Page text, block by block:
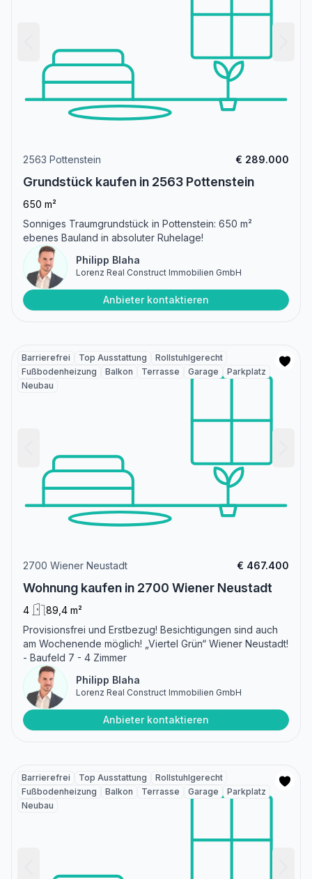
2563 Pottenstein € 289.000
Grundstück kaufen in 2563 Pottenstein
650 m²
Sonniges Traumgrundstück in Pottenstein: 650 m²
ebenes Bauland in absoluter Ruhelage!
Philipp Blaha
Lorenz Real Construct Immobilien GmbH
Anbieter kontaktieren
Barrierefrei Top Ausstattung
Rollstuhlgerecht
Fußbodenheizung
Balkon Terrasse Garage
Parkplatz
Neubau
2700 Wiener Neustadt € 467.400
Wohnung kaufen in 2700 Wiener Neustadt
4
89,4 m²
Provisionsfrei und Erstbezug! Besichtigungen sind auch
am Wochenende möglich! „Viertel Grün“ Wiener Neustadt!
- Baufeld 7 - 4 Zimmer
Philipp Blaha
Lorenz Real Construct Immobilien GmbH
Anbieter kontaktieren
Barrierefrei Top Ausstattung
Rollstuhlgerecht
Fußbodenheizung
Balkon Terrasse Garage
Parkplatz
Neubau